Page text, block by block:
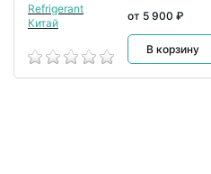
от 5 900 ₽
В корзину